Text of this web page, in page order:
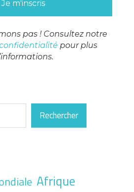
pas ! Consultez notre
pour plus
Rechercher
Afrique